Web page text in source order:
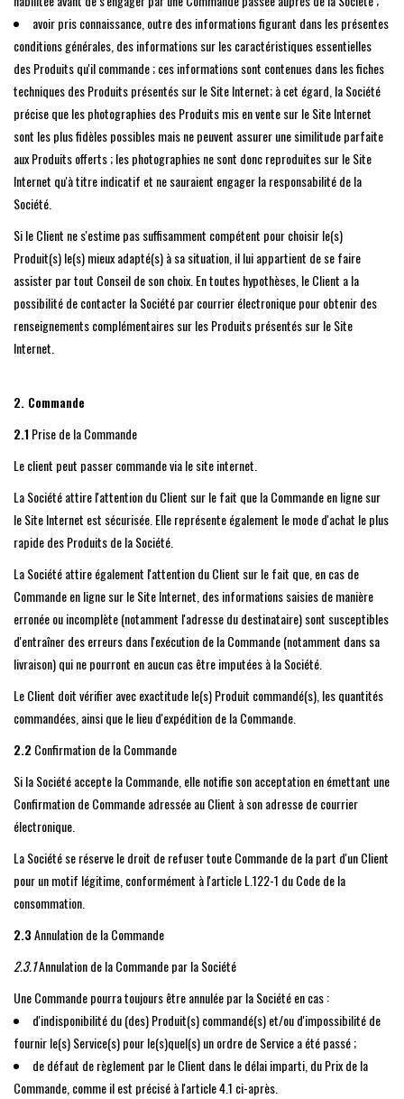
avoir pris connaissance, outre des informations figurant dans les présentes
conditions générales, des informations sur les caractéristiques essentielles
des Produits qu'il commande ; ces informations sont contenues dans les fiches
techniques des Produits présentés sur le Site Internet; à cet égard, la Société
précise que les photographies des Produits mis en vente sur le Site Internet
sont les plus fidèles possibles mais ne peuvent assurer une similitude parfaite
aux Produits offerts ; les photographies ne sont donc reproduites sur le Site
Internet qu'à titre indicatif et ne sauraient engager la responsabilité de la
Société.
Si le Client ne s'estime pas suffisamment compétent pour choisir le(s)
Produit(s) le(s) mieux adapté(s) à sa situation, il lui appartient de se faire
assister par tout Conseil de son choix. En toutes hypothèses, le Client a la
possibilité de contacter la Société par courrier électronique pour obtenir des
renseignements complémentaires sur les Produits présentés sur le Site
Internet.
2. Commande
2.1Prise de la Commande
Le client peut passer commande via le site internet.
La Société attire l'attention du Client sur le fait que la Commande en ligne sur
le Site Internet est sécurisée. Elle représente également le mode d'achat le plus
rapide des Produits de la Société.
La Société attire également l'attention du Client sur le fait que, en cas de
Commande en ligne sur le Site Internet, des informations saisies de manière
erronée ou incomplète (notamment l'adresse du destinataire) sont susceptibles
d'entraîner des erreurs dans l'exécution de la Commande (notamment dans sa
livraison) qui ne pourront en aucun cas être imputées à la Société.
Le Client doit vérifier avec exactitude le(s) Produit commandé(s), les quantités
commandées, ainsi que le lieu d'expédition de la Commande.
2.2 Confirmation de la Commande
Si la Société accepte la Commande, elle notifie son acceptation en émettant une
Confirmation de Commande adressée au Client à son adresse de courrier
électronique.
La Société se réserve le droit de refuser toute Commande de la part d'un Client
pour un motif légitime, conformément à l'article L.122-1 du Code de la
consommation.
2.3Annulation de la Commande
2.3.1Annulation de la Commande par la Société
Une Commande pourra toujours être annulée par la Société en cas :
d'indisponibilité du (des) Produit(s) commandé(s) et/ou d'impossibilité de
fournir le(s) Service(s) pour le(s)quel(s) un ordre de Service a été passé ;
de défaut de règlement par le Client dans le délai imparti, du Prix de la
Commande, comme il est précisé à l'article 4.1 ci-après.